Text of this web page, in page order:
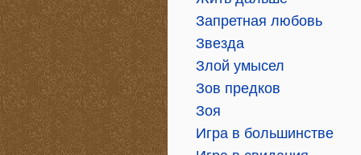
Запретная любовь
Звезда
Злой умысел
Зов предков
Зоя
Игра в большинстве